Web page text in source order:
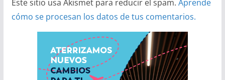
Este sitio usa Akismet para reducir el spam. Aprende
cómo se procesan los datos de tus comentarios.